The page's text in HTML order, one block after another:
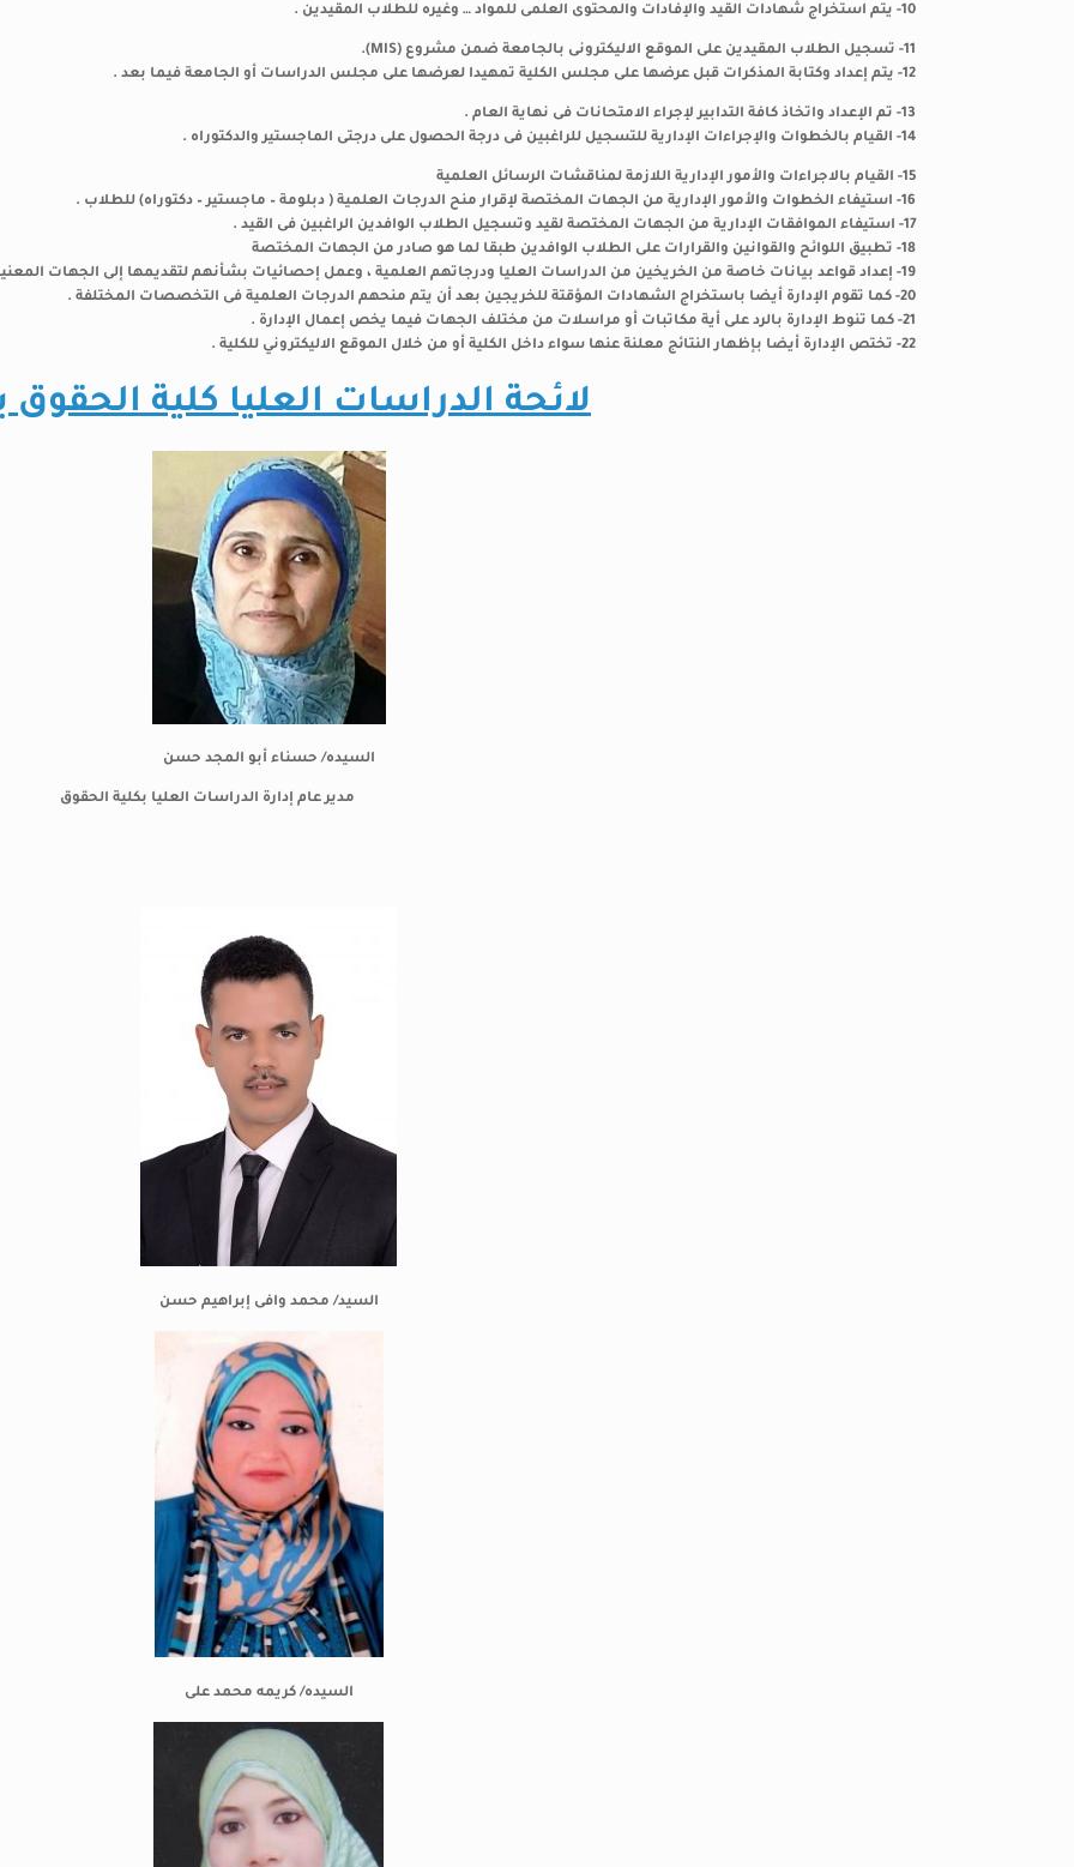
10- يتم استخراج شهادات القيد والإفادات والمحتوى العلمى للمواد … وغيره للطلاب المقيدين .
11- تسجيل الطلاب المقيدين على الموقع الاليكترونى بالجامعة ضمن مشروع (MIS).
12- يتم إعداد وكتابة المذكرات قبل عرضها على مجلس الكلية تمهيدا لعرضها على مجلس الدراسات أو الجامعة فيما بعد .
13- تم الإعداد واتخاذ كافة التدابير لإجراء الامتحانات فى نهاية العام .
14- القيام بالخطوات والإجراءات الإدارية للتسجيل للراغبين فى درجة الحصول على درجتى الماجستير والدكتوراه .
15- القيام بالاجراءات والأمور الإدارية اللازمة لمناقشات الرسائل العلمية
16- استيفاء الخطوات والأمور الإدارية من الجهات المختصة لإقرار منح الدرجات العلمية ( دبلومة – ماجستير – دكتوراه) للطلاب .
17- استيفاء الموافقات الإدارية من الجهات المختصة لقيد وتسجيل الطلاب الوافدين الراغبين فى القيد .
18- تطبيق اللوائح والقوانين والقرارات على الطلاب الوافدين طبقا لما هو صادر من الجهات المختصة
19- إعداد قواعد بيانات خاصة من الخريخين من الدراسات العليا ودرجاتهم العلمية ، وعمل إحصائيات بشأنهم لتقديمها إلى الجهات المعنية .
20- كما تقوم الإدارة أيضا باستخراج الشهادات المؤقتة للخريجين بعد أن يتم منحهم الدرجات العلمية فى التخصصات المختلفة .
21- كما تنوط الإدارة بالرد على أية مكاتبات أو مراسلات من مختلف الجهات فيما يخص إعمال الإدارة .
22- تختص الإدارة أيضا بإظهار النتائج معلنة عنها سواء داخل الكلية أو من خلال الموقع الاليكتروني للكلية .
لائحة الدراسات العليا كلية الحقوق
السيده/ حسناء أبو المجد حسن
مدير عام إدارة الدراسات العليا بكلية الحقوق
السيد/ محمد وافى إبراهيم حسن
السيده/ كريمه محمد على